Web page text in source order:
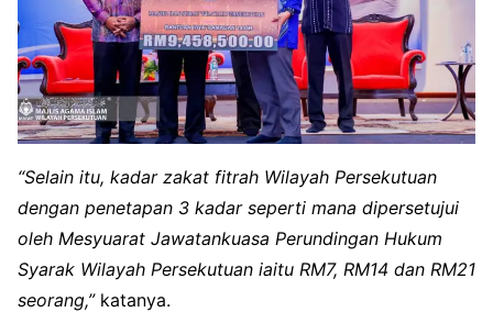
“Selain itu, kadar zakat fitrah Wilayah Persekutuan
dengan penetapan 3 kadar seperti mana dipersetujui
oleh Mesyuarat Jawatankuasa Perundingan Hukum
Syarak Wilayah Persekutuan iaitu RM7, RM14 dan RM21
seorang,”katanya.